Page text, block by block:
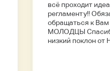
всё проходит
регламенту!!
обращаться к Вам
МОЛОДЦЫ
низкий поклон от